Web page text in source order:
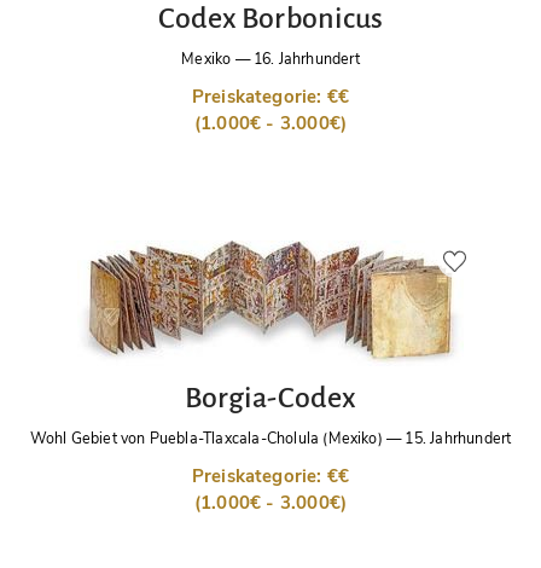
Codex Borbonicus
Mexiko —16. Jahrhundert
Preiskategorie: €€
(1.000€ - 3.000€)
Borgia-Codex
Wohl Gebiet von Puebla-Tlaxcala-Cholula (Mexiko) —15. Jahrhundert
Preiskategorie: €€
(1.000€ - 3.000€)